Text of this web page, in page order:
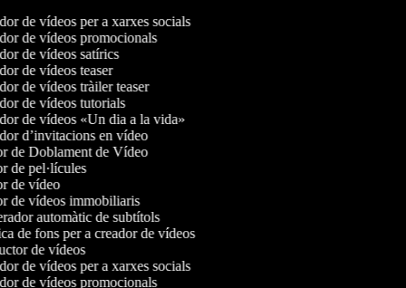
de vídeos per a xarxes socials
de vídeos promocionals
de vídeos satírics
de vídeos teaser
de vídeos tràiler teaser
de vídeos tutorials
de vídeos «Un dia a la vida»
d’invitacions en vídeo
de Doblament de Vídeo
de pel·lícules
de vídeo
de vídeos immobiliaris
automàtic de subtítols
de fons per a creador de vídeos
de vídeos
de vídeos per a xarxes socials
de vídeos promocionals